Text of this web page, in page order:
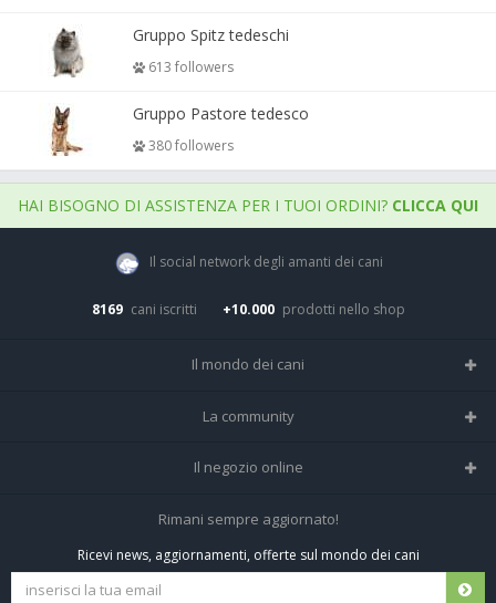
Gruppo Spitz tedeschi
613 followers
Gruppo Pastore tedesco
380 followers
HAI BISOGNO DI ASSISTENZA PER I TUOI ORDINI? CLICCA QUI
Il social network degli amanti dei cani
8169 cani iscritti +10.000 prodotti nello shop
Il mondo dei cani
Tutte le razze
La community
Home
Tutti i cani iscritti
Il negozio online
Negozio per cani
Spedizioni e resi
Rimani sempre aggiornato!
Ricevi news, aggiornamenti, offerte sul mondo dei cani